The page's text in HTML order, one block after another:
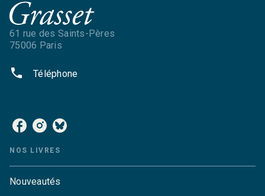
61 rue des Saints-Pères
75006 Paris
phone Téléphone
NOS LIVRES
Nouveautés